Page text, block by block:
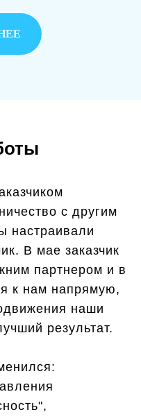
с другим
настраивали
В мае заказчик
партнером и в
к нам напрямую,
наши
результат.